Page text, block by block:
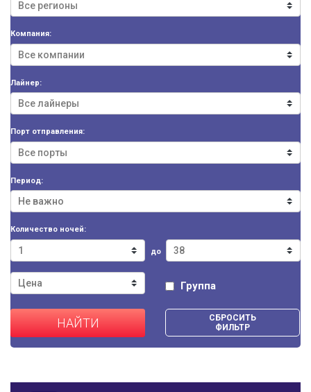
Компания:
Лайнер:
Порт отправления:
Период:
Количество ночей:
до
Группа
НАЙТИ
СБРОСИТЬ
ФИЛЬТР